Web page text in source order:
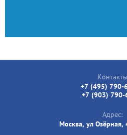
Контакты
+7 (495) 790-
+7 (903) 790-
Адрес:
Москва, ул